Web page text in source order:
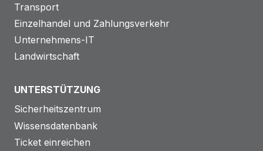
Transport
Einzelhandel und Zahlungsverkehr
Unternehmens-IT
Landwirtschaft
UNTERSTÜTZUNG
Sicherheitszentrum
Wissensdatenbank
Ticket einreichen